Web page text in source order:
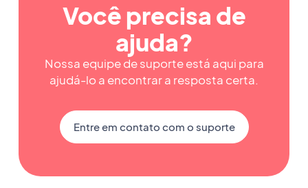
Você precisa de
ajuda?
Nossa equipe de suporte está aqui para
ajudá-lo a encontrar a resposta certa.
Entre em contato com o suporte